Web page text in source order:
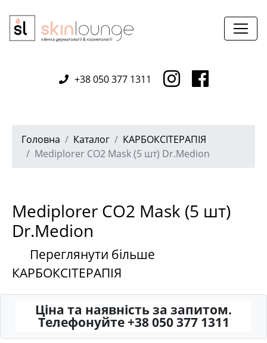
+38 050 377 1311
Головна Каталог
КАРБОКСІТЕРАПІЯ
Mediplorer CO2 Mask (5 шт) Dr.Medion
Mediplorer CO2 Mask (5 шт)
Dr.Medion
Переглянути більше
КАРБОКСІТЕРАПІЯ
Ціна та наявність за запитом.
Телефонуйте +38 050 377 1311